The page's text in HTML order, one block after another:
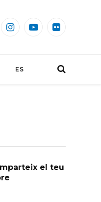
InstagramYouTubeFlickr
ES
el teu